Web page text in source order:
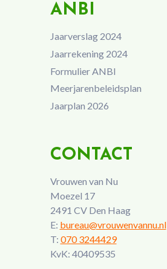
ANBI
Jaarverslag 2024
Jaarrekening 2024
Formulier ANBI
Meerjarenbeleidsplan
Jaarplan 2026
CONTACT
Vrouwen van Nu
Moezel 17
2491 CV Den Haag
E: bureau@vrouwenvannu.nl
T: 070 3244429
KvK: 40409535